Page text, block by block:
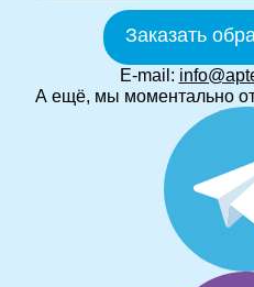
Заказать
E-mail:
А ещё, мы моментально